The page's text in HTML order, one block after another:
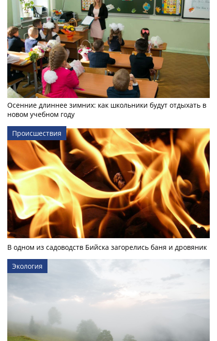
Осенние длиннее зимних: как школьники будут отдыхать в
новом учебном году
Происшествия
В одном из садоводств Бийска загорелись баня и дровяник
Экология